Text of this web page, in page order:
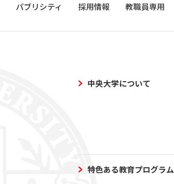
パブリシティ 採用情報 教職員専用
中央大学について
特色ある教育プログラム